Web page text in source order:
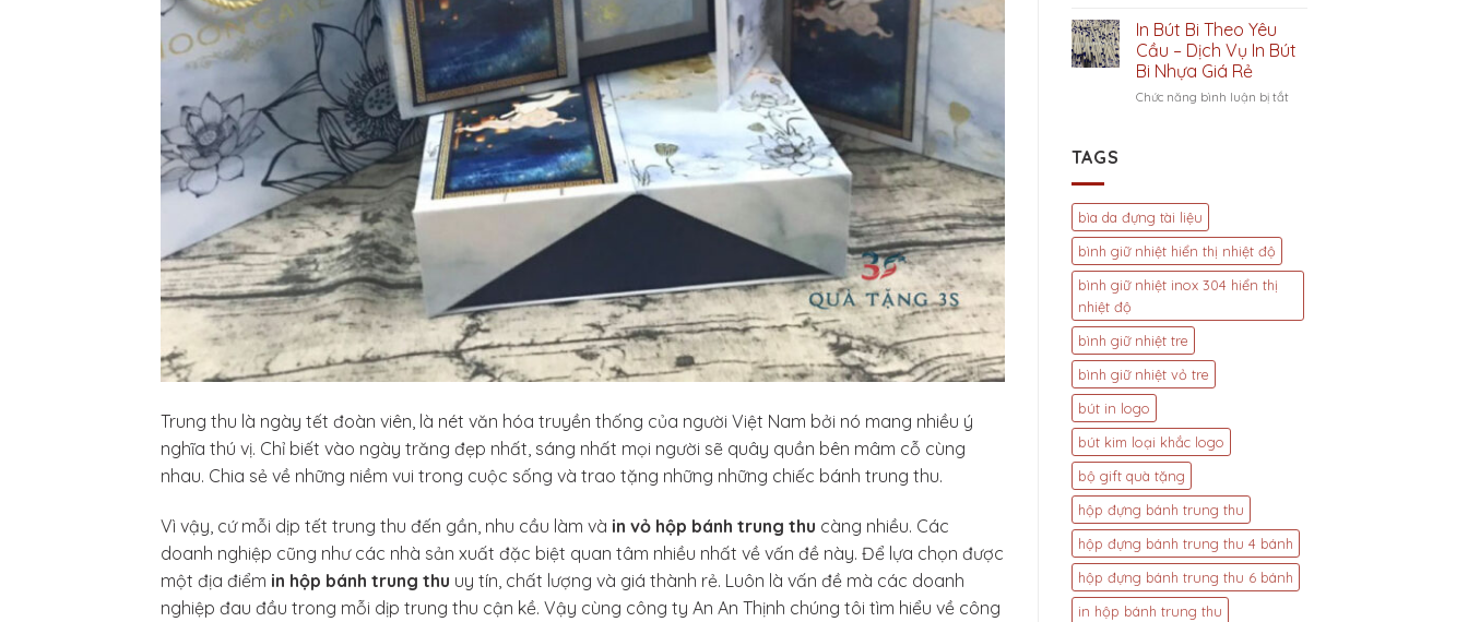
Trung thu là ngày tết đoàn viên, là nét văn hóa truyền thống của người Việt Nam bởi nó mang nhiều ý
nghĩa thú vị. Chỉ biết vào ngày trăng đẹp nhất, sáng nhất mọi người sẽ quây quần bên mâm cỗ cùng
nhau. Chia sẻ về những niềm vui trong cuộc sống và trao tặng những những chiếc bánh trung thu.
Vì vậy, cứ mỗi dịp tết trung thu đến gần, nhu cầu làm và in vỏ hộp bánh trung thu càng nhiều. Các
doanh nghiệp cũng như các nhà sản xuất đặc biệt quan tâm nhiều nhất về vấn đề này. Để lựa chọn được
một địa điểm in hộp bánh trung thu uy tín, chất lượng và giá thành rẻ. Luôn là vấn đề mà các doanh
nghiệp đau đầu trong mỗi dịp trung thu cận kề. Vậy cùng công ty An An Thịnh chúng tôi tìm hiểu về công
cao
tại
Tặng
In
–
Đáo
In Bút Bi Theo Yêu
Cầu – Dịch Vụ In Bút
Bi Nhựa Giá Rẻ
Chức năng bình luận bị tắtở
Bi
TAGS
bìa da đựng tài liệu
bình giữ nhiệt hiển thị nhiệt độ
bình giữ nhiệt inox 304 hiển thị
nhiệt độ
bình giữ nhiệt tre
bình giữ nhiệt vỏ tre
bút in logo
bút kim loại khắc logo
bộ gift quà tặng
hộp đựng bánh trung thu
hộp đựng bánh trung thu 4 bánh
hộp đựng bánh trung thu 6 bánh
in hộp bánh trung thu